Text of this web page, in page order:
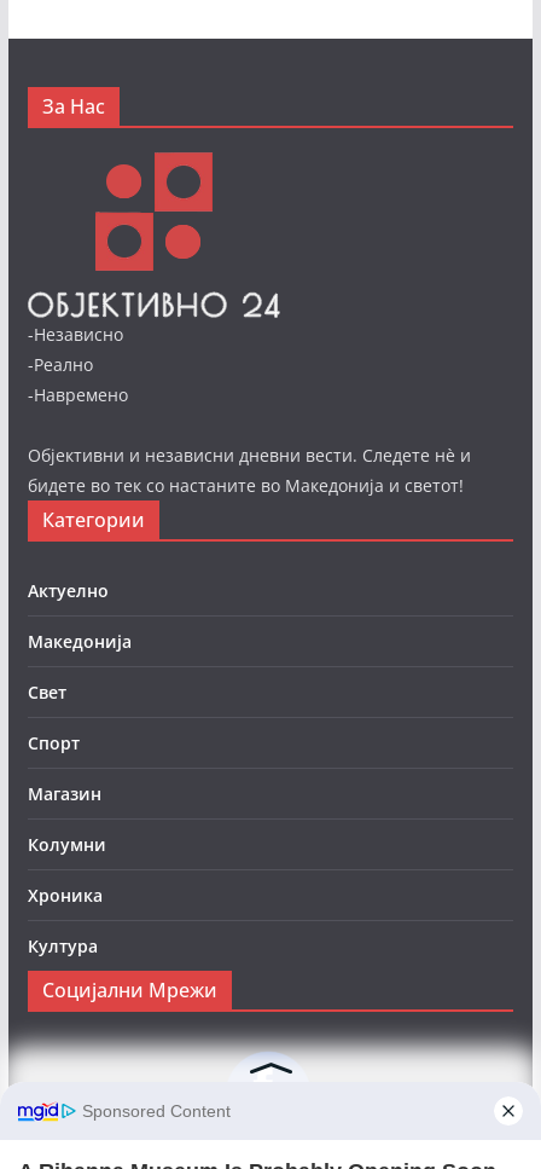
За Нас
-Независно
-Реално
-Навремено
Објективни и независни дневни вести. Следете нè и
бидете во тек со настаните во Македонија и светот!
Категории
Актуелно
Македонија
Свет
Спорт
Магазин
Колумни
Хроника
Култура
Социјални Мрежи